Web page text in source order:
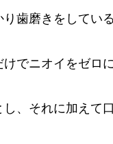
歯磨きをしてい
でニオイをゼロ
、それに加えて